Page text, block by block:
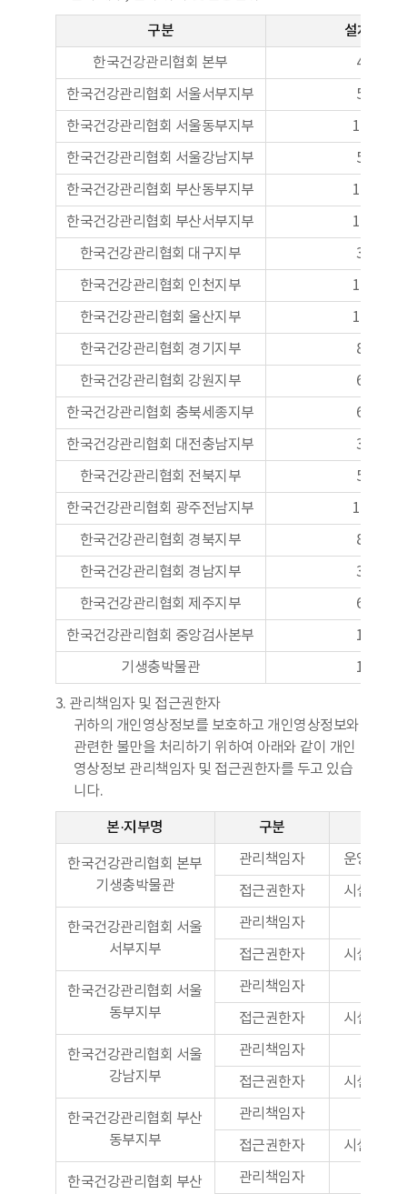
구분
설치대수
한국건강관리협회 본부
40대
한국건강관리협회 서울서부지부
56대
한국건강관리협회 서울동부지부
105대
한국건강관리협회 서울강남지부
57대
한국건강관리협회 부산동부지부
102대
한국건강관리협회 부산서부지부
110대
한국건강관리협회 대구지부
38대
한국건강관리협회 인천지부
101대
한국건강관리협회 울산지부
100대
한국건강관리협회 경기지부
85대
한국건강관리협회 강원지부
61대
한국건강관리협회 충북세종지부
68대
한국건강관리협회 대전충남지부
30대
한국건강관리협회 전북지부
55대
한국건강관리협회 광주전남지부
150대
한국건강관리협회 경북지부
86대
한국건강관리협회 경남지부
31대
한국건강관리협회 제주지부
66대
한국건강관리협회 중앙검사본부
10대
기생충박물관
16대
3. 관리책임자 및 접근권한자
귀하의 개인영상정보를 보호하고 개인영상정보와
관련한 불만을 처리하기 위하여 아래와 같이 개인
영상정보 관리책임자 및 접근권한자를 두고 있습
니다.
본·지부명 구분
한국건강관리협회 본부
기생충박물관
관리책임자
운영관리
접근권한자
시설관리
한국건강관리협회 서울
서부지부
관리책임자
접근권한자
시설관리
한국건강관리협회 서울
동부지부
관리책임자
접근권한자
시설관리
한국건강관리협회 서울
강남지부
관리책임자
접근권한자
시설관리
한국건강관리협회 부산
동부지부
관리책임자
접근권한자
시설관리
한국건강관리협회 부산 관리책임자